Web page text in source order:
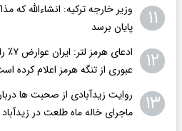
۱۱
وزیر خارجه ترکیه: انشاءالله که
پایان برسد
۱۲
عبوری از تنگه هرمز اعلام کرده
۱۳
روایت زیدآبادی از صحبت ها
ماجرای خاله ماه طلعت در